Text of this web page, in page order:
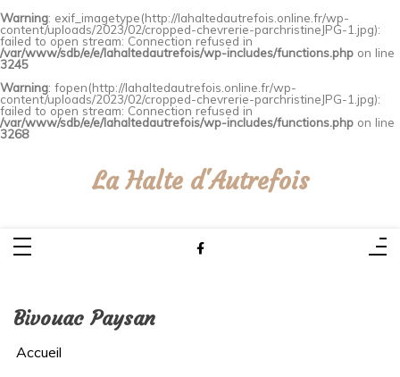
Warning: exif_imagetype(http://lahaltedautrefois.online.fr/wp-
content/uploads/2023/02/cropped-chevrerie-parchristineJPG-1.jpg):
failed to open stream: Connection refused in
/var/www/sdb/e/e/lahaltedautrefois/wp-includes/functions.php on line
3245
Warning: fopen(http://lahaltedautrefois.online.fr/wp-
content/uploads/2023/02/cropped-chevrerie-parchristineJPG-1.jpg):
failed to open stream: Connection refused in
/var/www/sdb/e/e/lahaltedautrefois/wp-includes/functions.php on line
3268
La Halte d'Autrefois
Bivouac Paysan
Accueil